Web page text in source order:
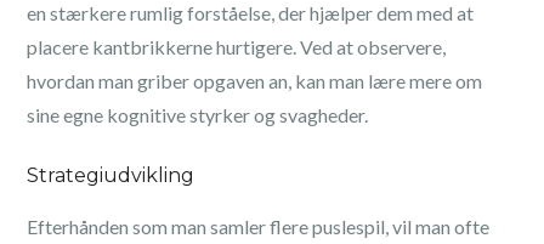
en stærkere rumlig forståelse, der hjælper dem med at
placere kantbrikkerne hurtigere. Ved at observere,
hvordan man griber opgaven an, kan man lære mere om
sine egne kognitive styrker og svagheder.
Strategiudvikling
Efterhånden som man samler flere puslespil, vil man ofte